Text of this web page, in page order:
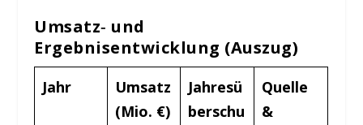
Umsatz‑ und
Ergebnisentwicklung (Auszug)
Jahr
Umsatz
(Mio. €)
Jahresü
berschu
Quelle
&